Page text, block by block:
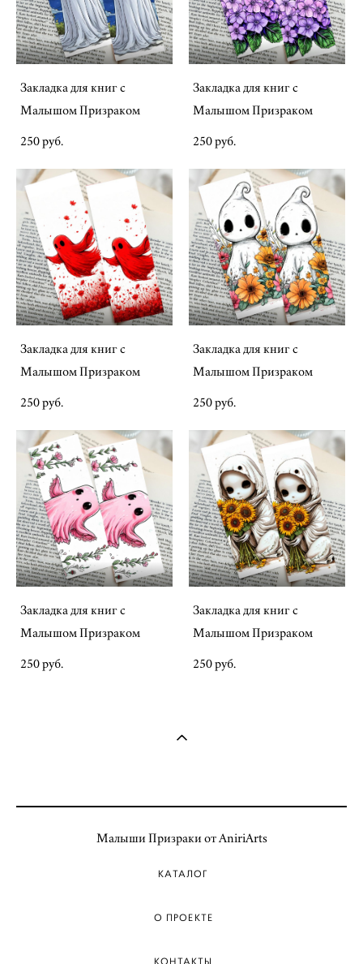
Закладка для книг с
Малышом Призраком
250 pуб.
Закладка для книг с
Малышом Призраком
250 pуб.
Закладка для книг с
Малышом Призраком
250 pуб.
Закладка для книг с
Малышом Призраком
250 pуб.
Закладка для книг с
Малышом Призраком
250 pуб.
Закладка для книг с
Малышом Призраком
250 pуб.
Малыши Призраки от AniriArts
КАТАЛОГ
О ПРОЕКТЕ
КОНТАКТЫ